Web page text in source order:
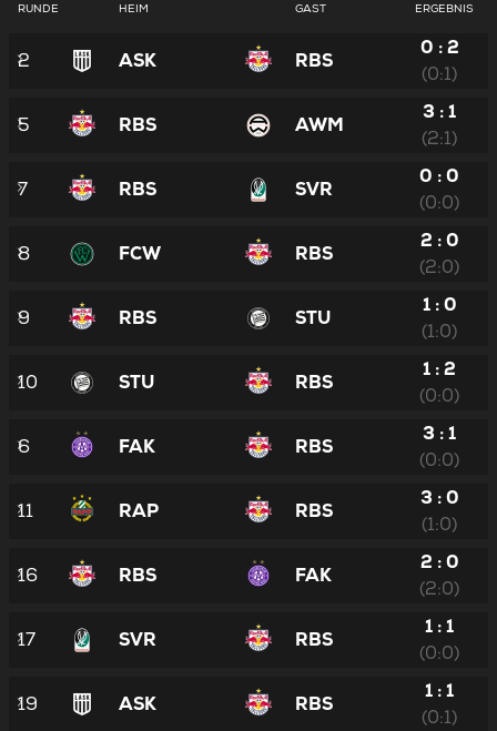
RUNDE HEIM GAST ERGEBNIS
2 ASK RBS
0 : 2
(0:1)
5 RBS AWM
3 : 1
(2:1)
7 RBS SVR
0 : 0
(0:0)
8 FCW RBS
2 : 0
(2:0)
9 RBS STU
1 : 0
(1:0)
10 STU RBS
1 : 2
(0:0)
6 FAK RBS
3 : 1
(0:0)
11 RAP RBS
3 : 0
(1:0)
16 RBS FAK
2 : 0
(2:0)
17 SVR RBS
1 : 1
(0:0)
19 ASK RBS
1 : 1
(0:1)